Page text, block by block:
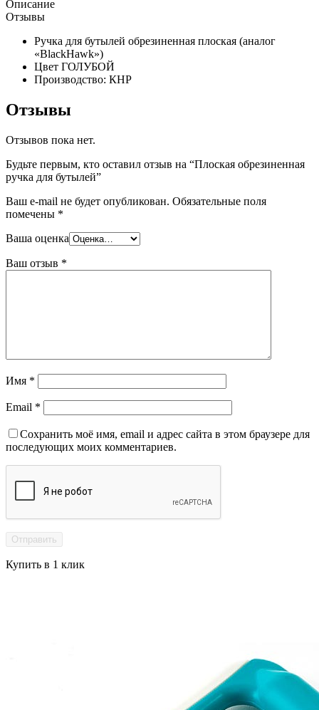
Описание
Отзывы
Ручка для бутылей обрезиненная плоская (аналог
«BlackHawk»)
Цвет ГОЛУБОЙ
Производство: КНР
Отзывы
Отзывов пока нет.
Будьте первым, кто оставил отзыв на “Плоская обрезиненная
ручка для бутылей”
Ваш e-mail не будет опубликован. Обязательные поля
помечены *
Ваша оценка
Ваш отзыв *
Имя *
Email *
Сохранить моё имя, email и адрес сайта в этом браузере для
последующих моих комментариев.
Купить в 1 клик